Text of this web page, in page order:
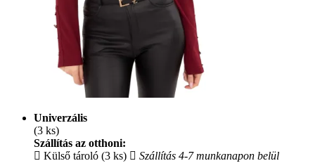
Univerzális
(3 ks)
Szállítás az otthoni:
Külső tároló (3 ks)
Szállítás 4-7 munkanapon belül